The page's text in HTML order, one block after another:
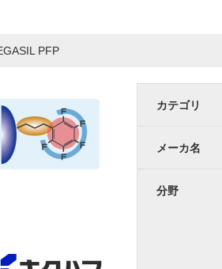
PFP
カテゴリ
メーカ名
分野